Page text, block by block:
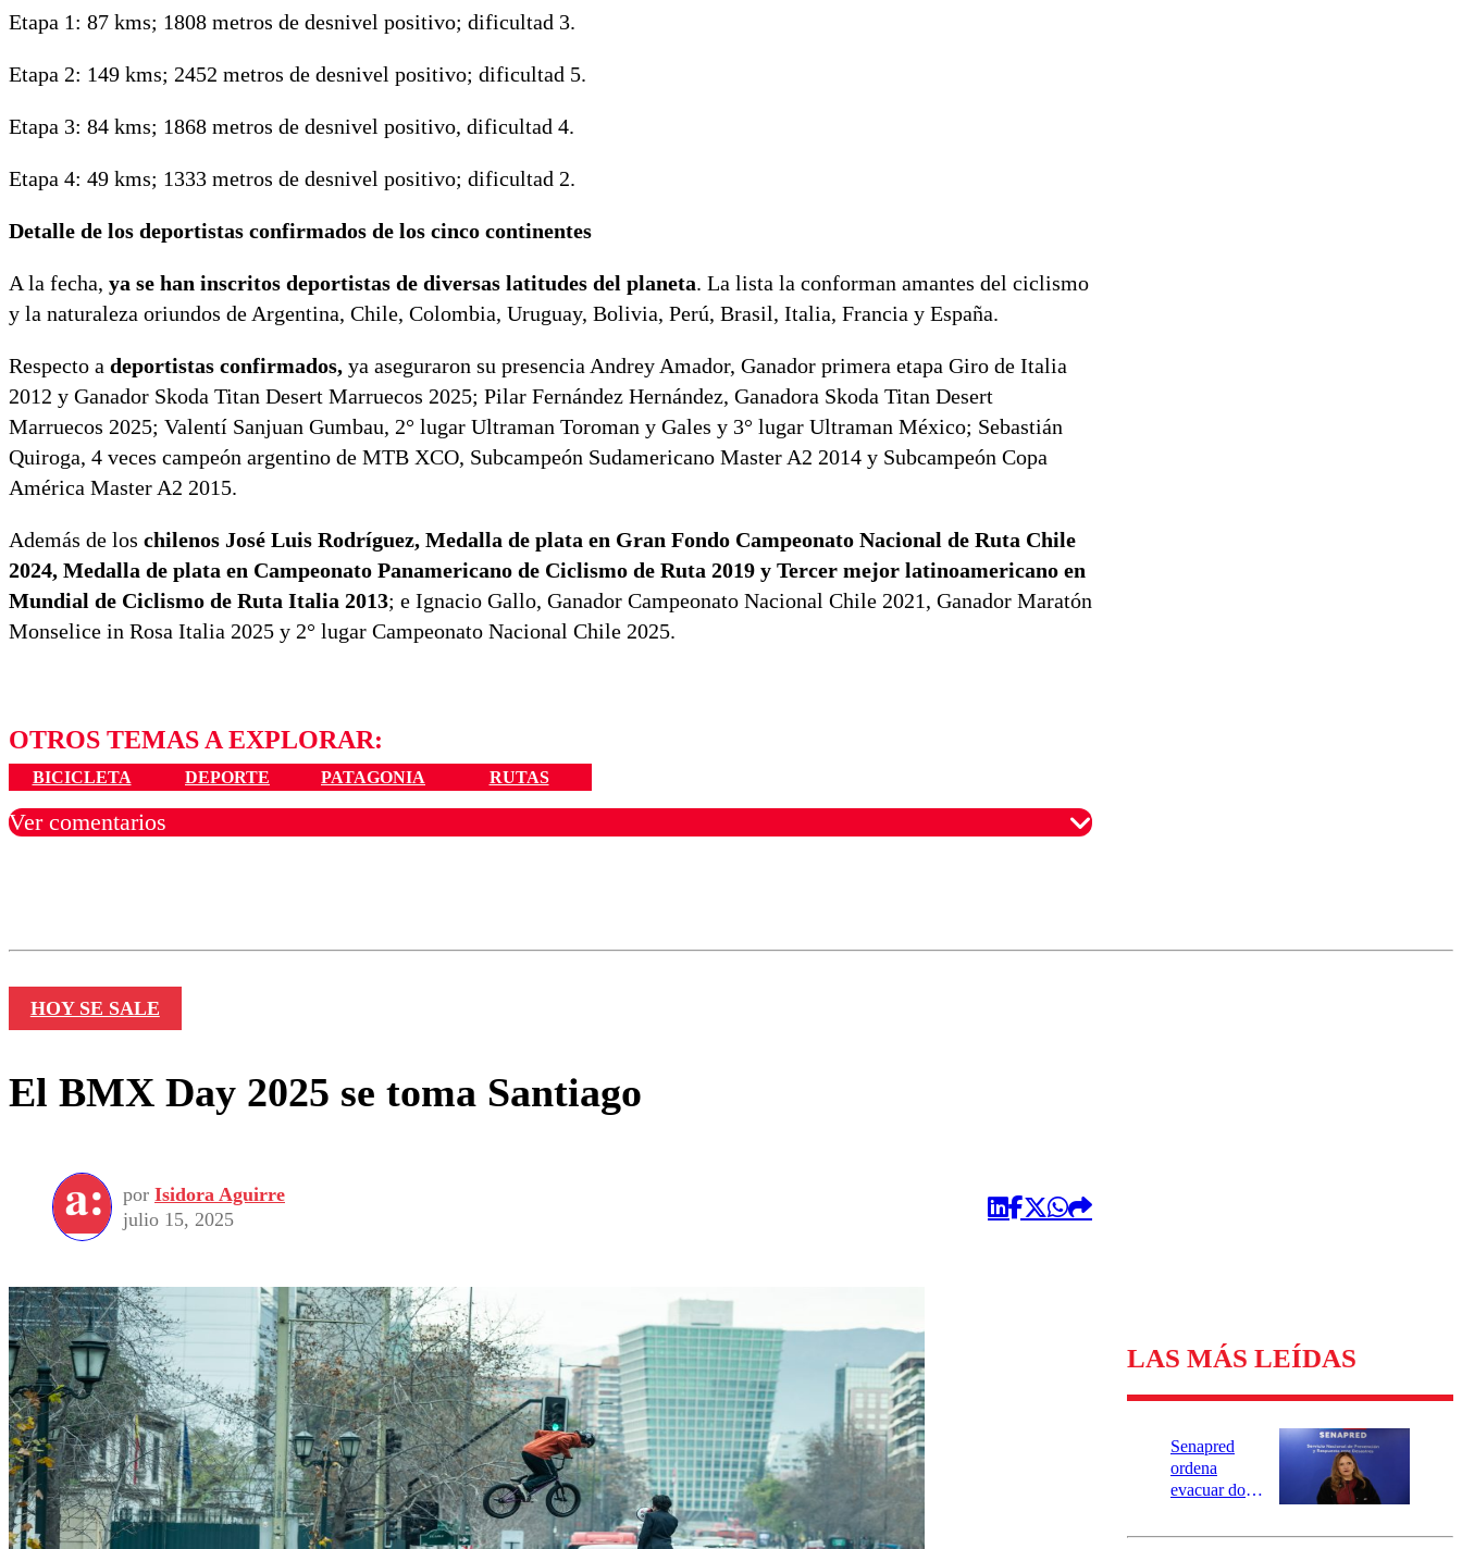
Etapa 1: 87 kms; 1808 metros de desnivel positivo; dificultad 3.
Etapa 2: 149 kms; 2452 metros de desnivel positivo; dificultad 5.
Etapa 3: 84 kms; 1868 metros de desnivel positivo, dificultad 4.
Etapa 4: 49 kms; 1333 metros de desnivel positivo; dificultad 2.
Detalle de los deportistas confirmados de los cinco continentes
A la fecha, ya se han inscritos deportistas de diversas latitudes del planeta. La lista la conforman amantes del ciclismo
y la naturaleza oriundos de Argentina, Chile, Colombia, Uruguay, Bolivia, Perú, Brasil, Italia, Francia y España.
Respecto a deportistas confirmados, ya aseguraron su presencia Andrey Amador, Ganador primera etapa Giro de Italia
2012​ y Ganador Skoda Titan Desert Marruecos 2025​; Pilar Fernández Hernández​, Ganadora Skoda Titan Desert
Marruecos 2025​; Valentí Sanjuan Gumbau​, 2° lugar Ultraman Toroman y Gales​ y 3° lugar Ultraman México; Sebastián
Quiroga​, 4 veces campeón argentino de MTB XCO​, Subcampeón Sudamericano Master A2 2014​ y Subcampeón Copa
América Master A2 2015​.
Además de los chilenos José Luis Rodríguez, Medalla de plata en Gran Fondo Campeonato Nacional de Ruta Chile
2024​, Medalla de plata en Campeonato Panamericano de Ciclismo de Ruta 2019​ y Tercer mejor latinoamericano en
Mundial de Ciclismo de Ruta Italia 2013; e Ignacio Gallo, Ganador Campeonato Nacional Chile 2021, Ganador Maratón
Monselice in Rosa Italia 2025​ y 2° lugar Campeonato Nacional Chile 2025​.
OTROS TEMAS A EXPLORAR:
BICICLETA DEPORTE PATAGONIA RUTAS
Ver comentarios
HOY SE SALE
El BMX Day 2025 se toma Santiago
por Isidora Aguirre
julio 15, 2025
LAS MÁS LEÍDAS
Senapred
ordena
evacuar dos
Carahue por